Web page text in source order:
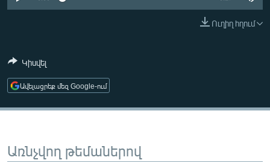
ՄԻՋԱԶԳԱՅԻՆ
ՄԵԿՆԱԲԱՆՈՒԹՅՈՒՆ
ՏՏ ԵՒ ԻՆՏԵՐՆԵՏ
Ուղիղ հղում
Կիսվել
Ավելացրեք մեզ Google-ում
Առնչվող թեմաներով